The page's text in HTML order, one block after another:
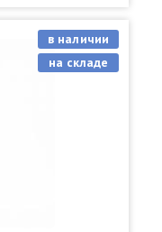
в наличии
на складе